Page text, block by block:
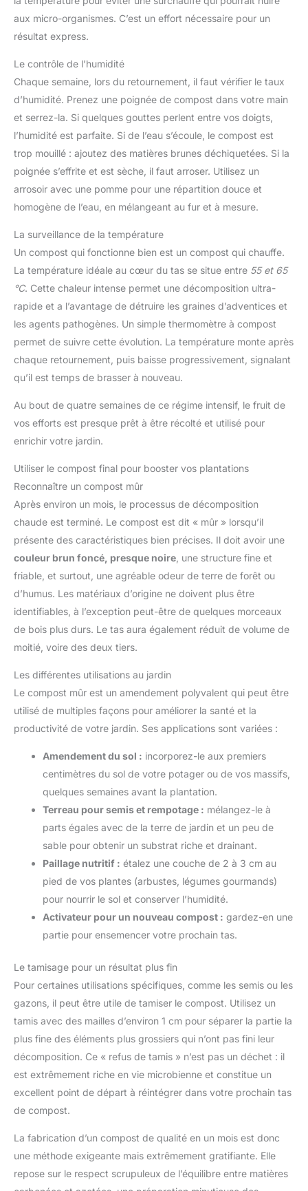
aux micro-organismes. C’est un effort nécessaire pour un
résultat express.
Le contrôle de l’humidité
Chaque semaine, lors du retournement, il faut vérifier le taux
d’humidité. Prenez une poignée de compost dans votre main
et serrez-la. Si quelques gouttes perlent entre vos doigts,
l’humidité est parfaite. Si de l’eau s’écoule, le compost est
trop mouillé : ajoutez des matières brunes déchiquetées. Si la
poignée s’effrite et est sèche, il faut arroser. Utilisez un
arrosoir avec une pomme pour une répartition douce et
homogène de l’eau, en mélangeant au fur et à mesure.
La surveillance de la température
Un compost qui fonctionne bien est un compost qui chauffe.
La température idéale au cœur du tas se situe entre 55 et 65
°C. Cette chaleur intense permet une décomposition ultra-
rapide et a l’avantage de détruire les graines d’adventices et
les agents pathogènes. Un simple thermomètre à compost
permet de suivre cette évolution. La température monte après
chaque retournement, puis baisse progressivement, signalant
qu’il est temps de brasser à nouveau.
Au bout de quatre semaines de ce régime intensif, le fruit de
vos efforts est presque prêt à être récolté et utilisé pour
enrichir votre jardin.
Utiliser le compost final pour booster vos plantations
Reconnaître un compost mûr
Après environ un mois, le processus de décomposition
chaude est terminé. Le compost est dit « mûr » lorsqu’il
présente des caractéristiques bien précises. Il doit avoir une
couleur brun foncé, presque noire , une structure fine et
friable, et surtout, une agréable odeur de terre de forêt ou
d’humus. Les matériaux d’origine ne doivent plus être
identifiables, à l’exception peut-être de quelques morceaux
de bois plus durs. Le tas aura également réduit de volume de
moitié, voire des deux tiers.
Les différentes utilisations au jardin
Le compost mûr est un amendement polyvalent qui peut être
utilisé de multiples façons pour améliorer la santé et la
productivité de votre jardin. Ses applications sont variées :
Amendement du sol : incorporez-le aux premiers
centimètres du sol de votre potager ou de vos massifs,
quelques semaines avant la plantation.
Terreau pour semis et rempotage : mélangez-le à
parts égales avec de la terre de jardin et un peu de
sable pour obtenir un substrat riche et drainant.
Paillage nutritif : étalez une couche de 2 à 3 cm au
pied de vos plantes (arbustes, légumes gourmands)
pour nourrir le sol et conserver l’humidité.
Activateur pour un nouveau compost : gardez-en une
partie pour ensemencer votre prochain tas.
Le tamisage pour un résultat plus fin
Pour certaines utilisations spécifiques, comme les semis ou les
gazons, il peut être utile de tamiser le compost. Utilisez un
tamis avec des mailles d’environ 1 cm pour séparer la partie la
plus fine des éléments plus grossiers qui n’ont pas fini leur
décomposition. Ce « refus de tamis » n’est pas un déchet : il
est extrêmement riche en vie microbienne et constitue un
excellent point de départ à réintégrer dans votre prochain tas
de compost.
La fabrication d’un compost de qualité en un mois est donc
une méthode exigeante mais extrêmement gratifiante. Elle
repose sur le respect scrupuleux de l’équilibre entre matières